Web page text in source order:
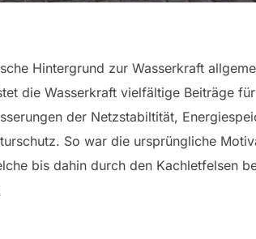
Hintergrund zur Wasserkraft
die Wasserkraft vielfältige Beiträge
der Netzstabiltität,
So war die ursprüngliche
bis dahin durch den Kachletfelsen